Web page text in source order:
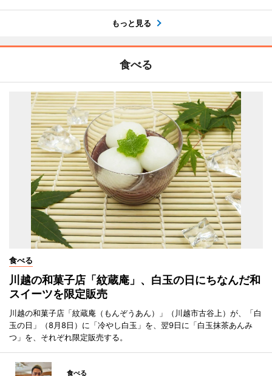
もっと見る
食べる
食べる
川越の和菓子店「紋蔵庵」、白玉の日にちなんだ和
スイーツを限定販売
川越の和菓子店「紋蔵庵（もんぞうあん）」（川越市古谷上）が、「白
玉の日」（8月8日）に「冷やし白玉」を、翌9日に「白玉抹茶あんみ
つ」を、それぞれ限定販売する。
食べる